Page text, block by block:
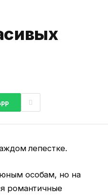
лепестке.
особам, но на
романтичные